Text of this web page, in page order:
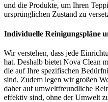
und die Produkte, um Ihren
ursprünglichen Zustand zu
Individuelle Reinigungspläne
Wir verstehen, dass jede
hat. Deshalb bietet Nova Clean
die auf Ihre spezifischen
sind. Zudem legen wir großen
daher auf umweltfreundliche
effektiv sind, ohne der Umwelt